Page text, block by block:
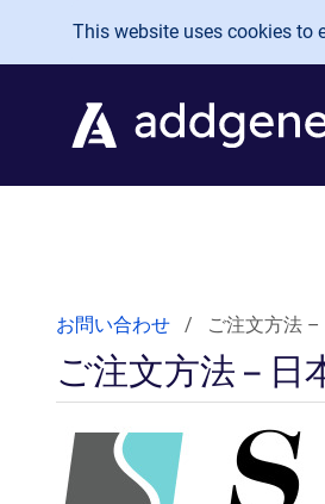
Skip to main content
This website uses cookies to
お問い合わせ ご注文方法 –
ご注文方法 – 日